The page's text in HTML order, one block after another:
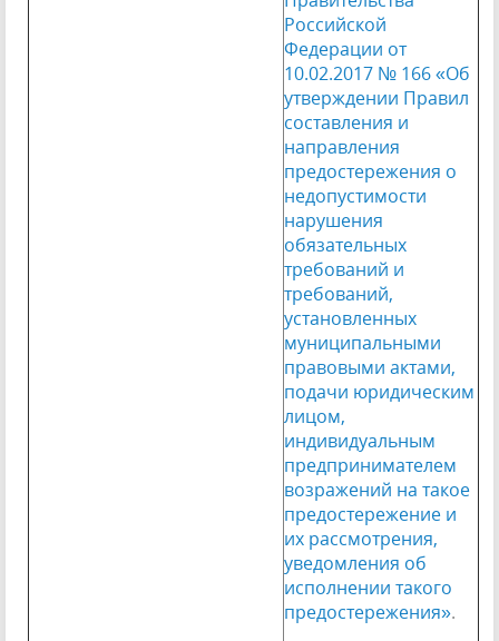
Российской
Федерации от
10.02.2017 № 166 «Об
утверждении Правил
составления и
направления
предостережения о
недопустимости
нарушения
обязательных
требований и
требований,
установленных
муниципальными
правовыми актами,
подачи юридическим
лицом,
индивидуальным
предпринимателем
возражений на такое
предостережение и
их рассмотрения,
уведомления об
исполнении такого
предостережения».